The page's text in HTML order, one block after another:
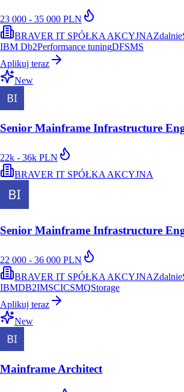
23 000 - 35 000 PLN
BRAVER IT SPÓŁKA AKCYJNAZdalnie
IBM Db2Performance tuningDFSMS
Aplikuj teraz
New
Senior Mainframe Infrastructure
22k - 36k PLN
BRAVER IT SPÓŁKA AKCYJNA
Senior Mainframe Infrastructure
22 000 - 36 000 PLN
BRAVER IT SPÓŁKA AKCYJNAZdalnie
IBMDB2IMSCICSMQStorage
Aplikuj teraz
New
Mainframe Architect